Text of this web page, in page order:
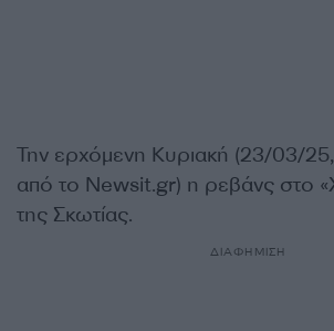
Την ερχόμενη Κυριακή (23/03/
από το Newsit.gr) η ρεβάνς στο
της Σκωτίας.
ΔΙΑΦΗΜΙΣΗ